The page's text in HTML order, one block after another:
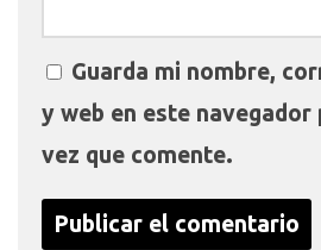
Guarda mi nombre,
y web en este navegador
vez que comente.